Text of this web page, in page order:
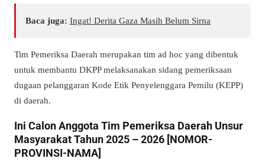
Baca juga: Ingat! Derita Gaza Masih Belum Sirna
Tim Pemeriksa Daerah merupakan tim ad hoc yang dibentuk
untuk membantu DKPP melaksanakan sidang pemeriksaan
dugaan pelanggaran Kode Etik Penyelenggara Pemilu (KEPP)
di daerah.
Ini Calon Anggota Tim Pemeriksa Daerah Unsur
Masyarakat Tahun 2025 – 2026 [NOMOR-
PROVINSI-NAMA]